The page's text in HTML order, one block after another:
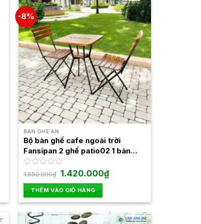
-8%
BÀN GHẾ ĂN
Bộ bàn ghế cafe ngoài trời
Fansipan 2 ghế patio02 1 bàn
moon04
Được
hạng
0
5
sao
1.550.000₫ Giá
gốc
là:
1.550.000₫.
1.420.000₫Giá
hiện
THÊM VÀO GIỎ HÀNG